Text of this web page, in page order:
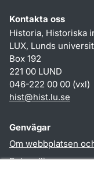
Kontakta oss
Historia, Historiska
LUX, Lunds
Box 192
221 00 LUND
046-222 00 00 (vxl)
hist@hist.lu.se
Genvägar
Om webbplatsen
Behandling av